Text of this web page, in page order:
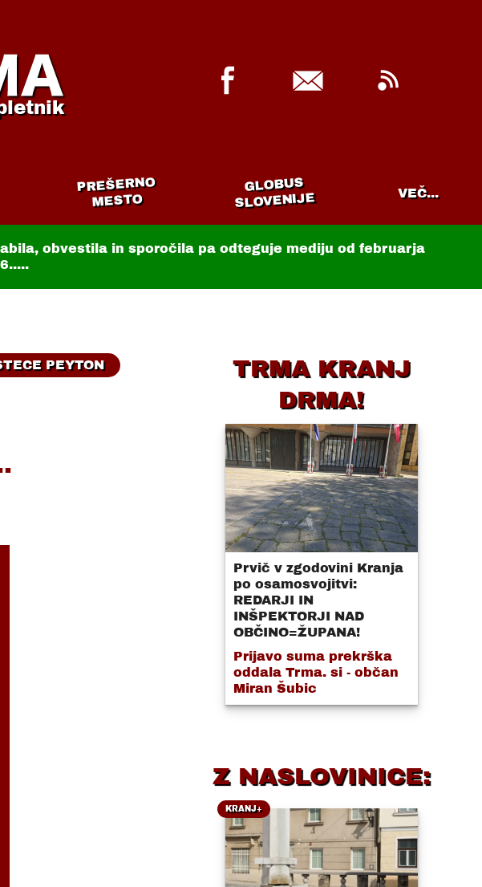
PREŠERNO
MESTO
GLOBUS
SLOVENIJE VEČ...
obvestila in sporočila pa odteguje mediju od februarja
PEYTON
TRMA KRANJ
DRMA!
Prvič v zgodovini Kranja
po osamosvojitvi:
REDARJI IN
INŠPEKTORJI NAD
OBČINO=ŽUPANA!
Prijavo suma prekrška
oddala Trma. si - občan
Miran Šubic
Z NASLOVINICE:
KRANJ+